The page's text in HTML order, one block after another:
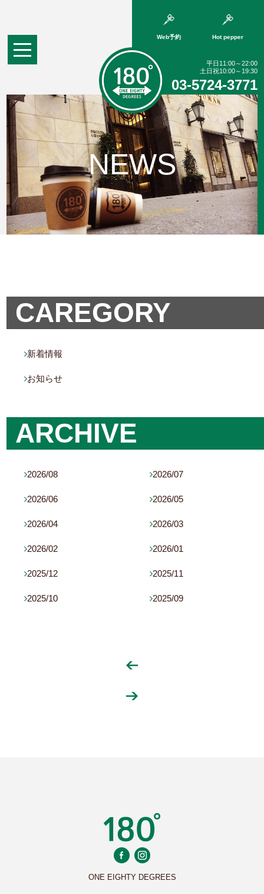
Web予約 Hot pepper
平日11:00～22:00
土日祝10:00～19:30
03-5724-3771
NEWS
CAREGORY
新着情報
お知らせ
ARCHIVE
2026/08 2026/07
2026/06 2026/05
2026/04 2026/03
2026/02 2026/01
2025/12 2025/11
2025/10 2025/09
ONE EIGHTY DEGREES